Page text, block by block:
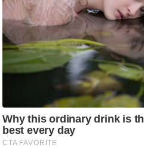
र्य
ट
न
स्थ
ल
ने
स
मं